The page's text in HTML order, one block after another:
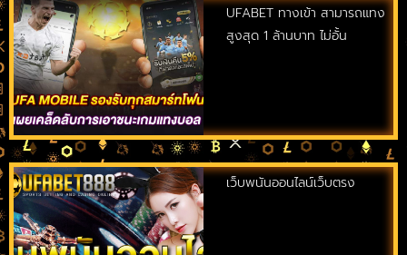
UFABET ทางเข้า สามารถแทง
สูงสุด 1 ล้านบาท ไม่อั้น
เว็บพนันออนไลน์เว็บตรง